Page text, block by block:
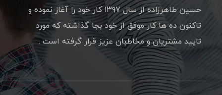
حسین طاهرزاده از سال ۱۳۹۷ کار خود را آغاز نموده و
تاکنون ده ها کار موفق از خود بجا گذاشته که مورد
تایید مشتریان و مخاطبان عزیز قرار گرفته است .